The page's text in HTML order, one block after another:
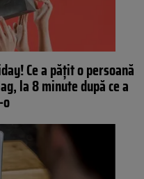
Ce a pățit o persoană
la 8 minute după ce a